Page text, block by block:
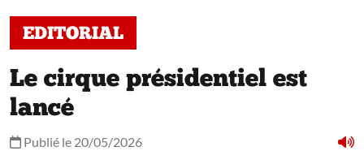
EDITORIAL
Le cirque présidentiel est
lancé
Publié le 20/05/2026